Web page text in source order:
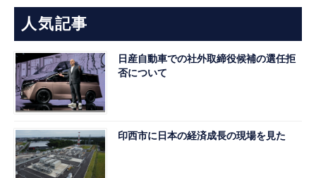
人気記事
日産自動車での社外取締役候補の選任拒
否について
印西市に日本の経済成長の現場を見た